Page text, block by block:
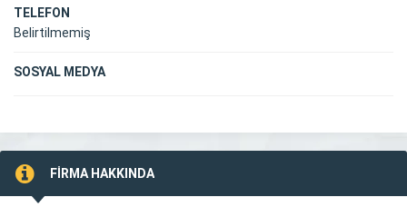
TELEFON
Belirtilmemiş
SOSYAL MEDYA
FİRMA HAKKINDA